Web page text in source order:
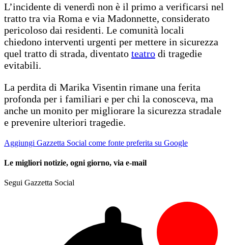
L’incidente di venerdì non è il primo a verificarsi nel
tratto tra via Roma e via Madonnette, considerato
pericoloso dai residenti. Le comunità locali
chiedono interventi urgenti per mettere in sicurezza
quel tratto di strada, diventato teatro di tragedie
evitabili.
La perdita di Marika Visentin rimane una ferita
profonda per i familiari e per chi la conosceva, ma
anche un monito per migliorare la sicurezza stradale
e prevenire ulteriori tragedie.
Aggiungi Gazzetta Social come fonte preferita su Google
Le migliori notizie, ogni giorno, via e-mail
Segui Gazzetta Social